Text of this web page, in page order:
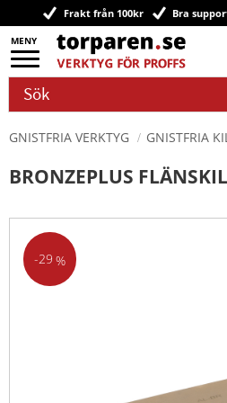
Meny
Frakt från 100kr Bra
GNISTFRIA VERKTYG GNISTFRIA
BRONZEPLUS
29 %